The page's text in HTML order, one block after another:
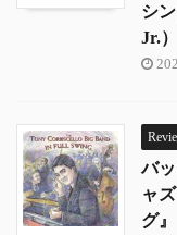
シ
Jr.）
バ
ャ
グ